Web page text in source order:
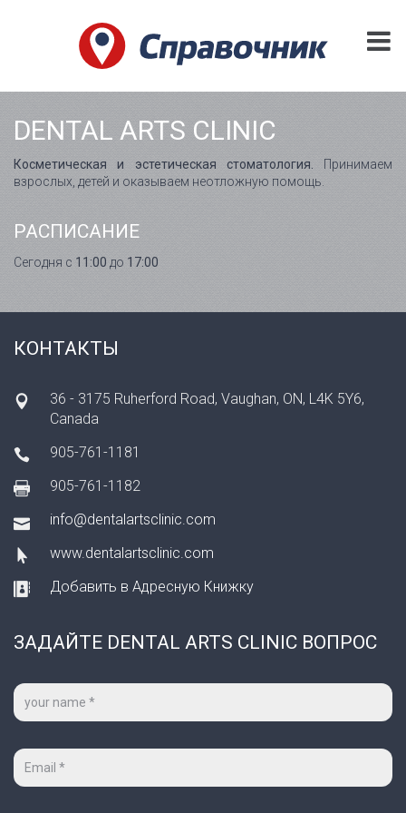
DENTAL ARTS CLINIC
Косметическая и эстетическая стоматология.
Принимаем
взрослых, детей и оказываем неотложную помощь.
РАСПИСАНИЕ
Сегодня с 11:00 до 17:00
КОНТАКТЫ
36 - 3175 Ruherford Road, Vaughan, ON, L4K 5Y6,
Canada
905-761-1181
905-761-1182
info@dentalartsclinic.com
www.dentalartsclinic.com
Добавить в Адресную Книжку
ЗАДАЙТЕ DENTAL ARTS CLINIC ВОПРОС
Ваше
имя
Ваш
mail